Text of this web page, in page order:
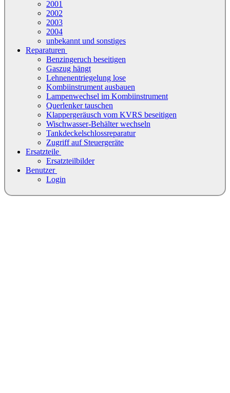
2001
2002
2003
2004
unbekannt und sonstiges
Reparaturen
Benzingeruch beseitigen
Gaszug hängt
Lehnenentriegelung lose
Kombiinstrument ausbauen
Lampenwechsel im Kombiinstrument
Querlenker tauschen
Klappergeräusch vom KVRS beseitigen
Wischwasser-Behälter wechseln
Tankdeckelschlossreparatur
Zugriff auf Steuergeräte
Ersatzteile
Ersatzteilbilder
Benutzer
Login